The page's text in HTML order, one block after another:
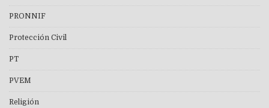
PRONNIF
Protección Civil
PT
PVEM
Religión